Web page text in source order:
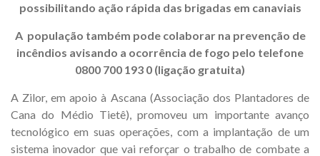
possibilitando ação rápida das brigadas em canaviais
A população também pode colaborar na prevenção de
incêndios avisando a ocorrência de fogo pelo telefone
0800 700 193 0 (ligação gratuita)
A Zilor, em apoio à Ascana (Associação dos Plantadores de
Cana do Médio Tietê), promoveu um importante avanço
tecnológico em suas operações, com a implantação de um
sistema inovador que vai reforçar o trabalho de combate a